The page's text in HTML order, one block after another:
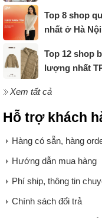
Top 8 shop
nhất ở Hà Nội
Top 12 shop
lượng nhất
Xem tất cả
Hỗ trợ khách
Hàng có sẵn, hàng
Hướng dẫn mua hàng
Phí ship, thông tin
Chính sách đổi trả